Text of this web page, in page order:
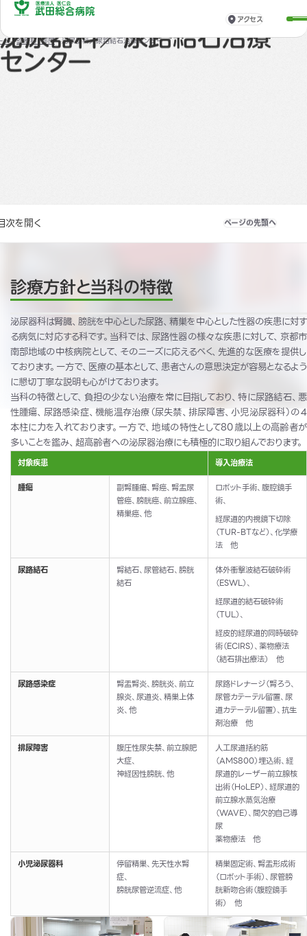
アクセス
ム 診療科・部門 泌尿器科／尿路結石治療センター
泌尿器科／尿路結石治療
センター
診療方針と当科の特徴
泌尿器科は腎臓、膀胱を中心とした尿路、精巣を中心とした性器の疾患に対す
る病気に対応する科です。当科では、尿路性器の様々な疾患に対して、京都市
南部地域の中核病院として、そのニーズに応えるべく、先進的な医療を提供し
ております。一方で、医療の基本として、患者さんの意思決定が容易となるよう
に懇切丁寧な説明も心がけております。
当科の特徴として、負担の少ない治療を常に目指しており、特に尿路結石、悪
性腫瘍、尿路感染症、機能温存治療（尿失禁、排尿障害、小児泌尿器科）の４
本柱に力を入れております。一方で、地域の特性として80歳以上の高齢者が
多いことを鑑み、超高齢者への泌尿器治療にも積極的に取り組んでおります。
対象疾患
導入治療法
腫瘍
副腎腫瘍、腎癌、腎盂尿
管癌、膀胱癌、前立腺癌、
精巣癌、他
ロボット手術、腹腔鏡手
術、
経尿道的内視鏡下切除
（TUR-BTなど）、化学療
法 他
尿路結石
腎結石、尿管結石、膀胱
結石
体外衝撃波結石破砕術
（ESWL）、
経尿道的結石破砕術
（TUL）、
経皮的経尿道的同時破砕
術（ECIRS）、薬物療法
（結石排出療法） 他
尿路感染症
腎盂腎炎、膀胱炎、前立
腺炎、尿道炎、精巣上体
炎、他
尿路ドレナージ（腎ろう、
尿管カテーテル留置、尿
道カテーテル留置）、抗生
剤治療 他
排尿障害
腹圧性尿失禁、前立腺肥
大症、
神経因性膀胱、他
人工尿道括約筋
（AMS800）埋込術、経
尿道的レーザー前立腺核
出術（HoLEP）、経尿道的
前立腺水蒸気治療
（WAVE）、間欠的自己導
尿
薬物療法 他
小児泌尿器科
停留精巣、先天性水腎
症、
膀胱尿管逆流症、他
精巣固定術、腎盂形成術
（ロボット手術）、尿管膀
胱新吻合術（腹腔鏡手
術） 他
ページの先頭へ
次を開く